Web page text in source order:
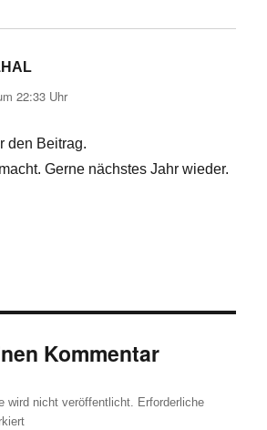
22:33 Uhr
den Beitrag.
Gerne nächstes Jahr wieder.
Kommentar
wird nicht veröffentlicht. Erforderliche